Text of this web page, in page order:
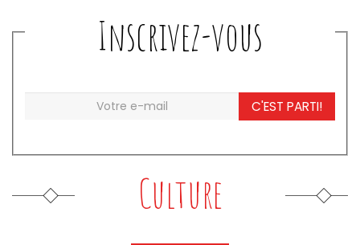
Inscrivez-vous
C'EST PARTI!
Culture